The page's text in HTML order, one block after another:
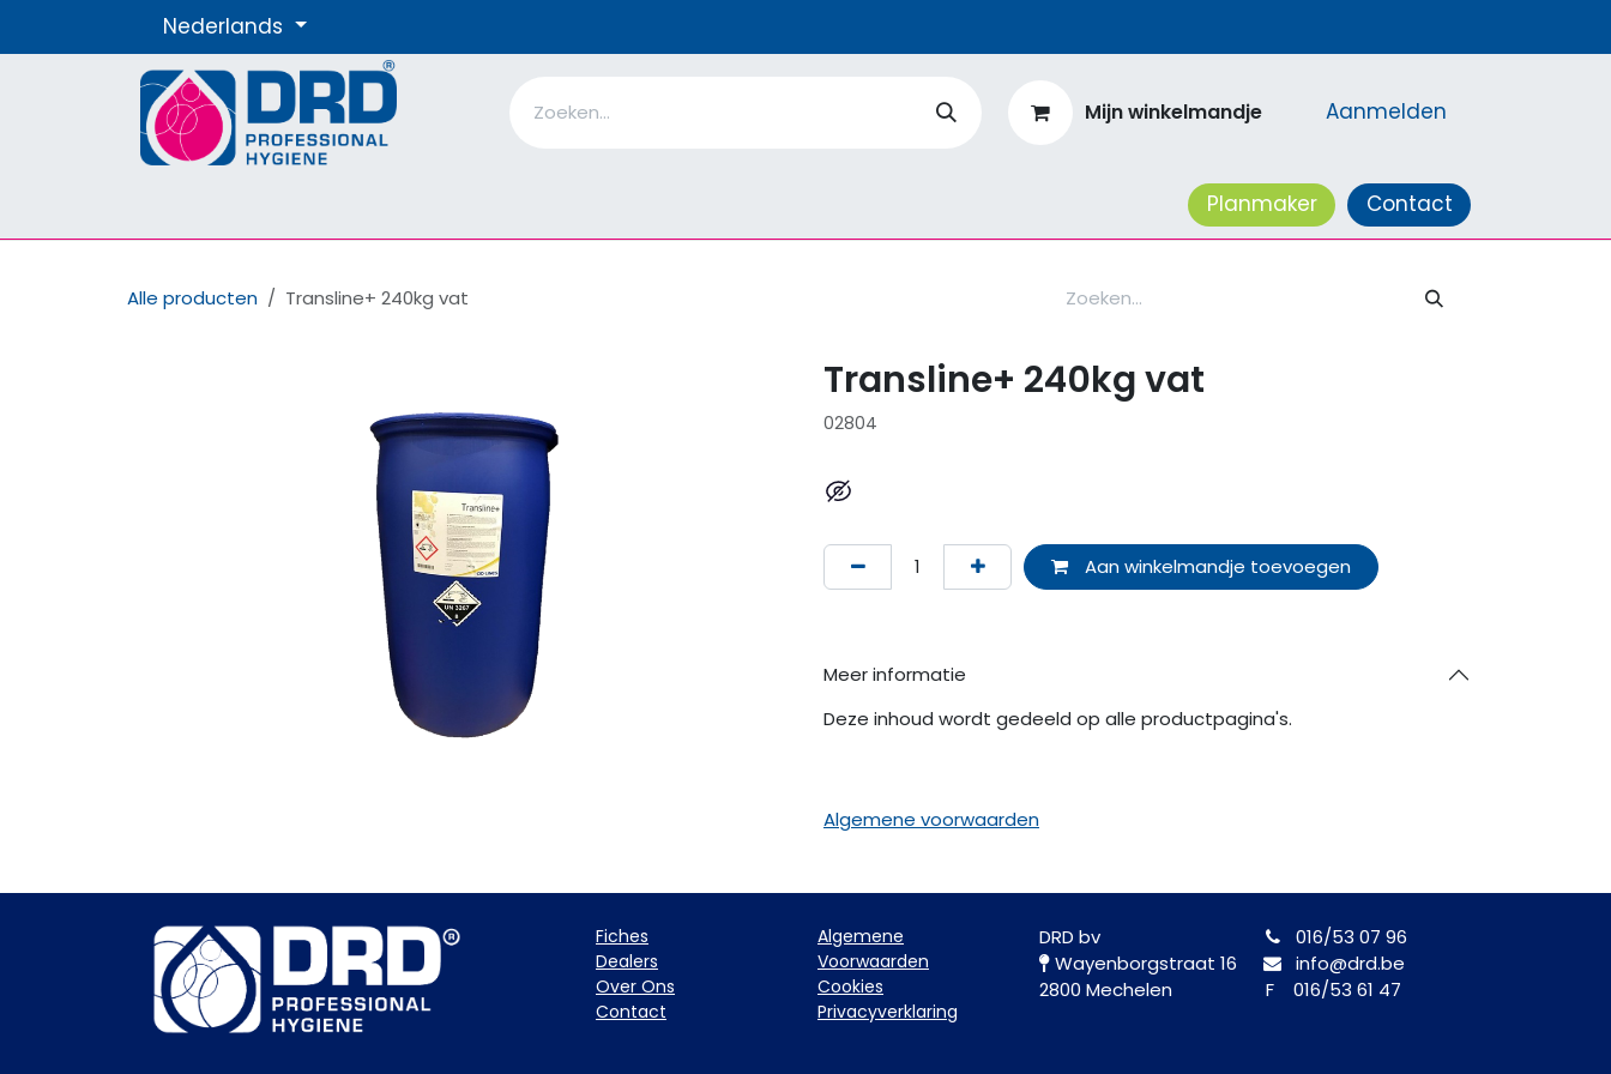
Nederlands
Mijn winkelmandje Aanmelden
Planmaker Contact
Alle producten Transline+ 240kg vat
Transline+ 240kg vat
02804
Aan winkelmandje toevoegen
Meer informatie
Deze inhoud wordt gedeeld op alle productpagina's.
Algemene voorwaarden
Fiche​s
Dealers
Over Ons
Contact
DRD bv
Wayenborgstraat 16
2800 Mechelen
016/53 07 96
info@drd.be
F 016/53 61 47
Algemene
Voorwaarden
Cookies
Privacyverklaring